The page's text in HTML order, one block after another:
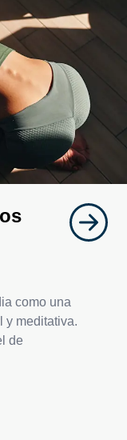
como una
y meditativa.
de